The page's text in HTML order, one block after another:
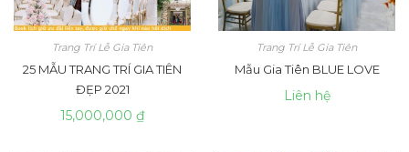
Trang Trí Lễ Gia Tiên
25 MẪU TRANG TRÍ GIA TIÊN
ĐẸP 2021
15,000,000 ₫
Trang Trí Lễ Gia Tiên
Mẫu Gia Tiên BLUE LOVE
Liên hệ